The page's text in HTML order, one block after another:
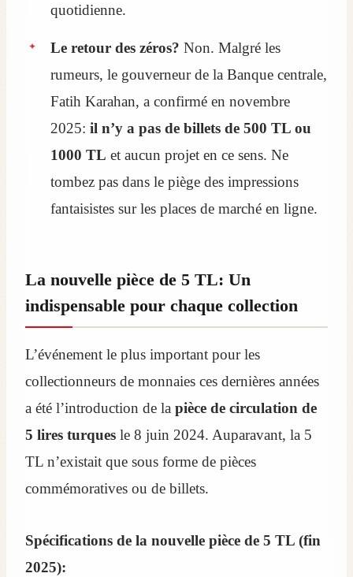
quotidienne.
Le retour des zéros? Non. Malgré les
rumeurs, le gouverneur de la Banque centrale,
Fatih Karahan, a confirmé en novembre
2025: il n’y a pas de billets de 500 TL ou
1000 TL et aucun projet en ce sens. Ne
tombez pas dans le piège des impressions
fantaisistes sur les places de marché en ligne.
La nouvelle pièce de 5 TL: Un
indispensable pour chaque collection
L’événement le plus important pour les
collectionneurs de monnaies ces dernières années
a été l’introduction de la pièce de circulation de
5 lires turques le 8 juin 2024. Auparavant, la 5
TL n’existait que sous forme de pièces
commémoratives ou de billets.
Spécifications de la nouvelle pièce de 5 TL (fin
2025):